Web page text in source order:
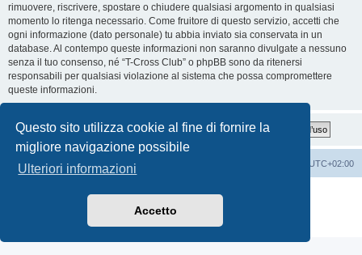
Questo sito utilizza cookie al fine di fornire la
migliore navigazione possibile
Ulteriori informazioni
Accetto
rimuovere, riscrivere, spostare o chiudere qualsiasi argomento in qualsiasi
momento lo ritenga necessario. Come fruitore di questo servizio, accetti che
ogni informazione (dato personale) tu abbia inviato sia conservata in un
database. Al contempo queste informazioni non saranno divulgate a nessuno
senza il tuo consenso, né “T-Cross Club” o phpBB sono da ritenersi
responsabili per qualsiasi violazione al sistema che possa compromettere
queste informazioni.
T-Cross Club T-Cross Club UTC+02:00
Traduzione Italiana